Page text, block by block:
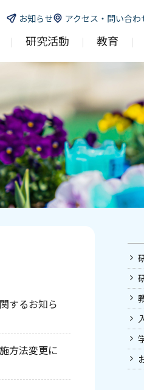
お知らせ アクセス・問い合わ
研究活動
教員紹介
教科一覧
教科別指導案
研究図書
研究だより
実践・研究ブログ
教育
いじめ防止
デジタル紀要
国際クラスに
するお知ら
方法変更に
お知
保護